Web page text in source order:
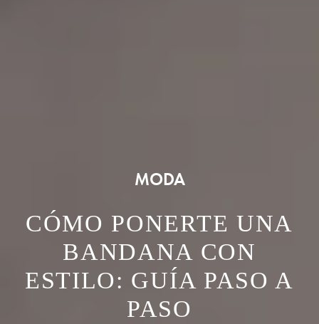
MODA
CÓMO PONERTE UNA
BANDANA CON
ESTILO: GUÍA PASO A
PASO